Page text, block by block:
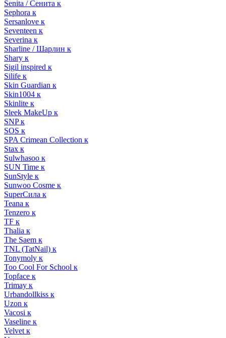
Senita / Сенита к
Sephora к
Sersanlove к
Seventeen к
Severina к
Sharline / Шарлин к
Shary к
Sigil inspired к
Silife к
Skin Guardian к
Skin1004 к
Skinlite к
Sleek MakeUp к
SNP к
SOS к
SPA Crimean Collection к
Stax к
Sulwhasoo к
SUN Time к
SunStyle к
Sunwoo Cosme к
SuperСила к
Teana к
Tenzero к
TF к
Thalia к
The Saem к
TNL (TatNail) к
Tonymoly к
Too Cool For School к
Topface к
Trimay к
Urbandollkiss к
Uzon к
Vacosi к
Vaseline к
Velvet к